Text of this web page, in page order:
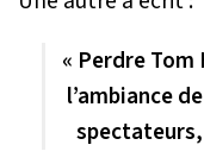
« Perdre
l’ambiance de